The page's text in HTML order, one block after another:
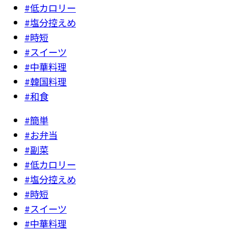
#低カロリー
#塩分控えめ
#時短
#スイーツ
#中華料理
#韓国料理
#和食
#簡単
#お弁当
#副菜
#低カロリー
#塩分控えめ
#時短
#スイーツ
#中華料理